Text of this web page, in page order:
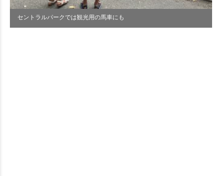
セントラルパークでは観光用の馬車にも